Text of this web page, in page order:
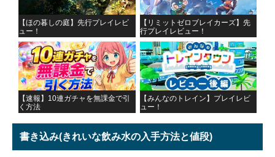
【ほの暮しの庭】先行プレイレビ
ュー！
【リミットゼロブレイカーズ】先
行プレイレビュー！
【速報】10連ガチャを無課金で引
く方法
【みんなのトレイン】プレイレビ
ュー！
書き込み(きれいな飲み水の入手方法と値段)